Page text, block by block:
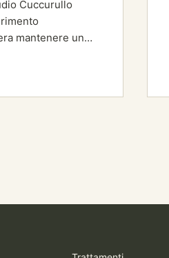
Cuccurullo
mantenere un…